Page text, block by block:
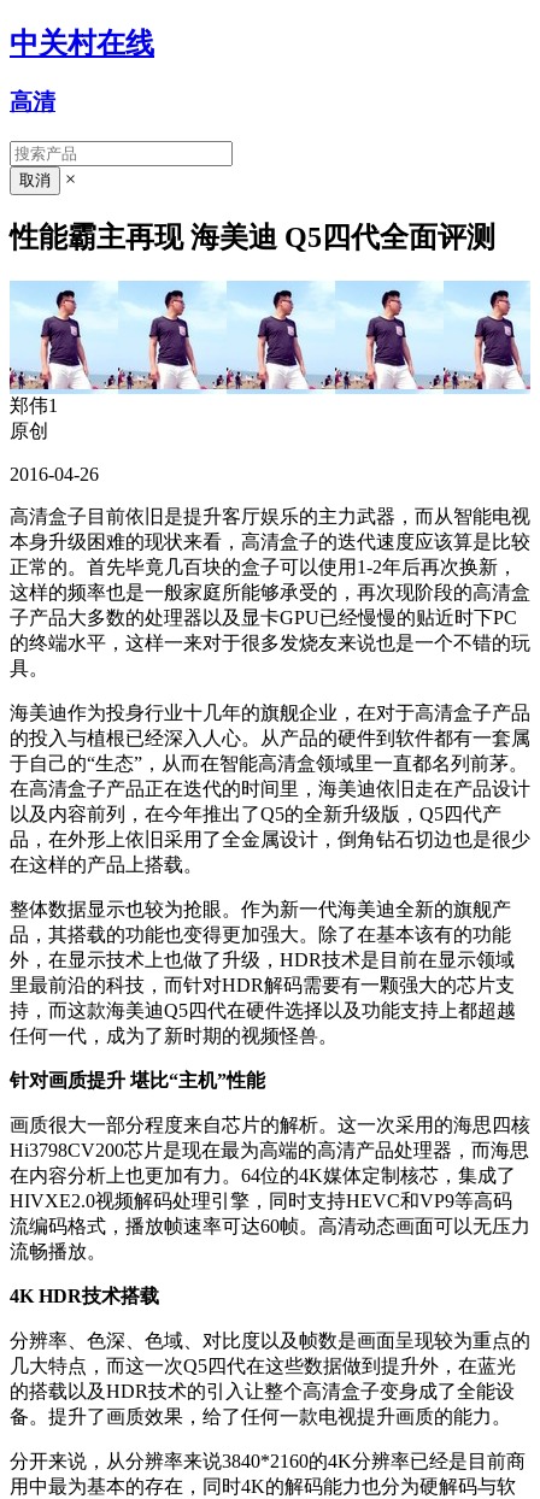
中关村在线
高清
×
性能霸主再现 海美迪 Q5四代全面评测
郑伟1
原创
2016-04-26
高清盒子目前依旧是提升客厅娱乐的主力武器，而从智能电视
本身升级困难的现状来看，高清盒子的迭代速度应该算是比较
正常的。首先毕竟几百块的盒子可以使用1-2年后再次换新，
这样的频率也是一般家庭所能够承受的，再次现阶段的高清盒
子产品大多数的处理器以及显卡GPU已经慢慢的贴近时下PC
的终端水平，这样一来对于很多发烧友来说也是一个不错的玩
具。
海美迪作为投身行业十几年的旗舰企业，在对于高清盒子产品
的投入与植根已经深入人心。从产品的硬件到软件都有一套属
于自己的“生态”，从而在智能高清盒领域里一直都名列前茅。
在高清盒子产品正在迭代的时间里，海美迪依旧走在产品设计
以及内容前列，在今年推出了Q5的全新升级版，Q5四代产
品，在外形上依旧采用了全金属设计，倒角钻石切边也是很少
在这样的产品上搭载。
整体数据显示也较为抢眼。作为新一代海美迪全新的旗舰产
品，其搭载的功能也变得更加强大。除了在基本该有的功能
外，在显示技术上也做了升级，HDR技术是目前在显示领域
里最前沿的科技，而针对HDR解码需要有一颗强大的芯片支
持，而这款海美迪Q5四代在硬件选择以及功能支持上都超越
任何一代，成为了新时期的视频怪兽。
针对画质提升 堪比“主机”性能
画质很大一部分程度来自芯片的解析。这一次采用的海思四核
Hi3798CV200芯片是现在最为高端的高清产品处理器，而海思
在内容分析上也更加有力。64位的4K媒体定制核芯，集成了
HIVXE2.0视频解码处理引擎，同时支持HEVC和VP9等高码
流编码格式，播放帧速率可达60帧。高清动态画面可以无压力
流畅播放。
4K HDR技术搭载
分辨率、色深、色域、对比度以及帧数是画面呈现较为重点的
几大特点，而这一次Q5四代在这些数据做到提升外，在蓝光
的搭载以及HDR技术的引入让整个高清盒子变身成了全能设
备。提升了画质效果，给了任何一款电视提升画质的能力。
分开来说，从分辨率来说3840*2160的4K分辨率已经是目前商
用中最为基本的存在，同时4K的解码能力也分为硬解码与软